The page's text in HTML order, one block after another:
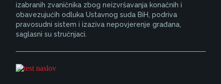
izabranih zvaničnika zbog neizvršavanja konačnih i
obavezujućih odluka Ustavnog suda BiH, podriva
pravosudni sistem i izaziva nepovjerenje građana,
saglasni su stručnjaci.